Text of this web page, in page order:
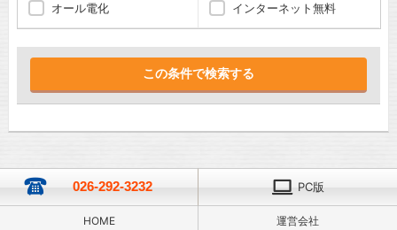
オール電化 インターネット無料
026-292-3232 PC版
HOME 運営会社